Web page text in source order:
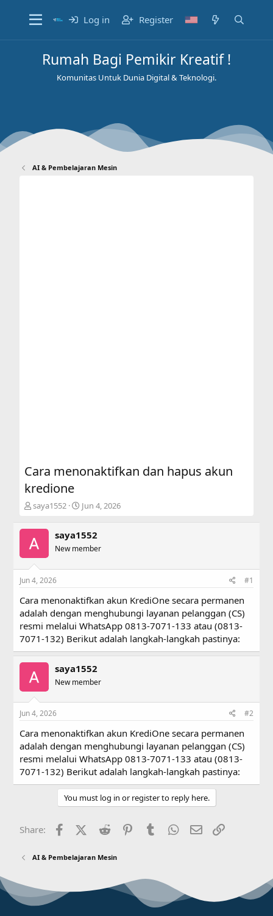
Log in Register
Rumah Bagi Pemikir Kreatif !
Komunitas Untuk Dunia Digital & Teknologi.
AI & Pembelajaran Mesin
Cara menonaktifkan dan hapus akun
kredione
T
r
e
a
d
t
r
t
e
r
saya1552
S
r
t
a
Jun 4, 2026
saya1552
New member
Jun 4, 2026 #1
Cara menonaktifkan akun KrediOne secara permanen
adalah dengan menghubungi layanan pelanggan (CS)
resmi melalui WhatsApp 0813-7071-133 atau (0813-
7071-132) Berikut adalah langkah-langkah pastinya:
saya1552
New member
Jun 4, 2026 #2
Cara menonaktifkan akun KrediOne secara permanen
adalah dengan menghubungi layanan pelanggan (CS)
resmi melalui WhatsApp 0813-7071-133 atau (0813-
7071-132) Berikut adalah langkah-langkah pastinya:
You must log in or register to reply here.
Share: FacebookX (Twitter)
Reddit PinterestTumblr WhatsApp
Email
AI & Pembelajaran Mesin